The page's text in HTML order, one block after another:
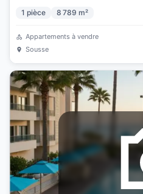
1 pièce 8 789 m²
Appartements à vendre
Sousse